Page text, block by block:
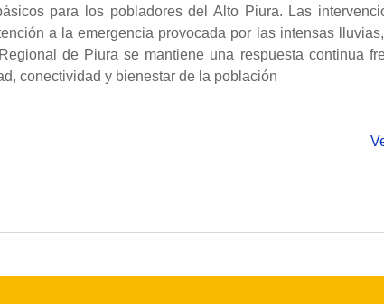
para los pobladores del Alto Piura. Las
a la emergencia provocada por las intensas
de Piura se mantiene una respuesta continua
conectividad y bienestar de la población